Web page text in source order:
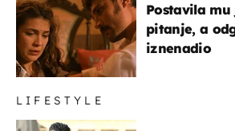
Postavila
pitanje, a
iznenadio
LIFESTYLE